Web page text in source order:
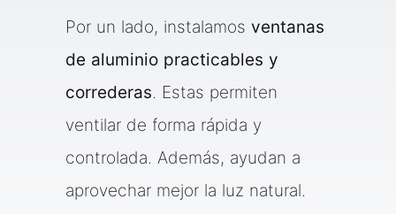
Por un lado, instalamos ventanas
de aluminio practicables y
correderas. Estas permiten
ventilar de forma rápida y
controlada. Además, ayudan a
aprovechar mejor la luz natural.